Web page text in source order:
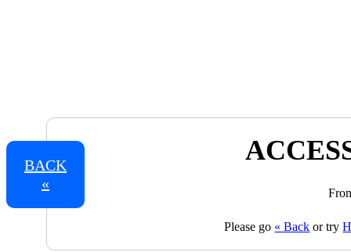
BACK
«
Please go « Back or try